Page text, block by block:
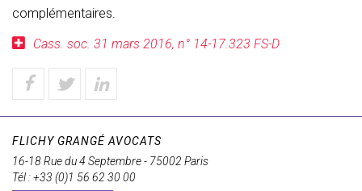
complémentaires.
Cass. soc. 31 mars 2016, n° 14-17.323 FS-D
FLICHY GRANGÉ AVOCATS
16-18 Rue du 4 Septembre - 75002 Paris
Tél : +33 (0)1 56 62 30 00